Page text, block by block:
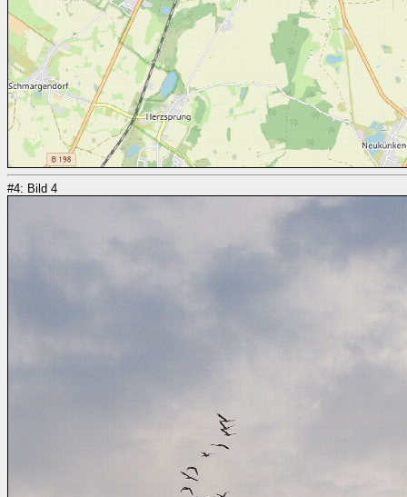
#4: Bild 4